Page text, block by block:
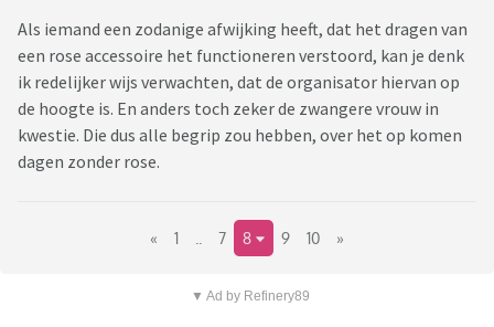
Als iemand een zodanige afwijking heeft, dat het dragen van
een rose accessoire het functioneren verstoord, kan je denk
ik redelijker wijs verwachten, dat de organisator hiervan op
de hoogte is. En anders toch zeker de zwangere vrouw in
kwestie. Die dus alle begrip zou hebben, over het op komen
dagen zonder rose.
« 1 7 8 9 10 »
▼ Ad by Refinery89